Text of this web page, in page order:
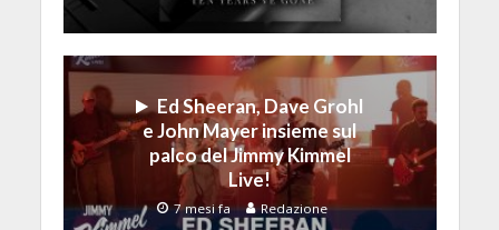
Ed Sheeran, Dave Grohl
e John Mayer insieme sul
palco del Jimmy Kimmel
Live!
7 mesi fa Redazione